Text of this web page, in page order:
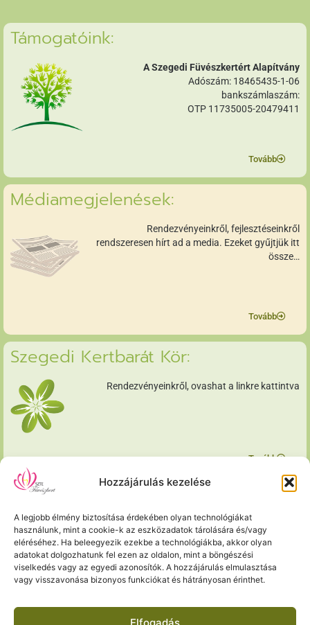
Hozzájárulás kezelése
A legjobb élmény biztosítása érdekében olyan technológiákat
használunk, mint a cookie-k az eszközadatok tárolására és/vagy
eléréséhez. Ha beleegyezik ezekbe a technológiákba, akkor olyan
adatokat dolgozhatunk fel ezen az oldalon, mint a böngészési
viselkedés vagy az egyedi azonosítók. A hozzájárulás elmulasztása
vagy visszavonása bizonyos funkciókat és hátrányosan érinthet.
Elfogadás
Támogatóink:
A Szegedi Füvészkertért Alapítvány
Adószám: 18465435-1-06
bankszámlaszám:
OTP 11735005-20479411
Tovább
Médiamegjelenések:
Rendezvényeinkről, fejlesztéseinkről
rendszeresen hírt ad a media. Ezeket gyűjtjük itt
össze…
Tovább
Szegedi Kertbarát Kör:
Rendezvényeinkről, ovashat a linkre kattintva
Tovább
Régebbi cikkeink:
Nem töröltük régebbi cikkeinket sem, nézzen szét
archívumunkban.